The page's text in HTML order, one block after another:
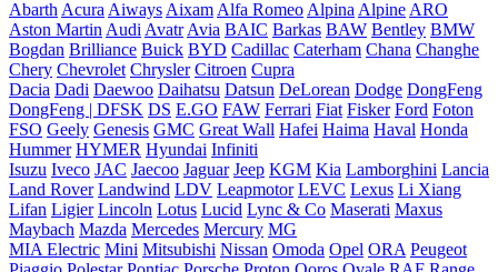
Abarth Acura Aiways Aixam Alfa Romeo Alpina Alpine ARO
Aston Martin Audi Avatr Avia BAIC Barkas BAW Bentley BMW
Bogdan Brilliance Buick BYD Cadillac Caterham Chana Changhe
Chery Chevrolet Chrysler Citroen Cupra
Dacia Dadi Daewoo Daihatsu Datsun DeLorean Dodge DongFeng
DongFeng | DFSK DS E.GO FAW Ferrari Fiat Fisker Ford Foton
FSO Geely Genesis GMC Great Wall Hafei Haima Haval Honda
Hummer HYMER Hyundai Infiniti
Isuzu Iveco JAC Jaecoo Jaguar Jeep KGM Kia Lamborghini Lancia
Land Rover Landwind LDV Leapmotor LEVC Lexus Li Xiang
Lifan Ligier Lincoln Lotus Lucid Lync & Co Maserati Maxus
Maybach Mazda Mercedes Mercury MG
MIA Electric Mini Mitsubishi Nissan Omoda Opel ORA Peugeot